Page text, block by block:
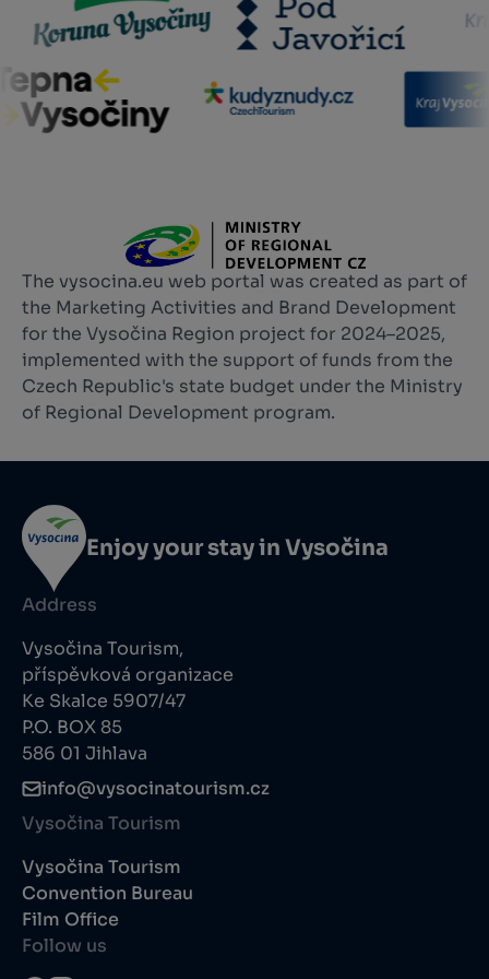
The vysocina.eu web portal was created as part of
the Marketing Activities and Brand Development
for the Vysočina Region project for 2024–2025,
implemented with the support of funds from the
Czech Republic's state budget under the Ministry
of Regional Development program.
Enjoy your stay in Vysočina
Address
Vysočina Tourism,
příspěvková organizace
Ke Skalce 5907/47
P.O. BOX 85
586 01 Jihlava
info@vysocinatourism.cz
Vysočina Tourism
Vysočina Tourism
Convention Bureau
Film Office
Follow us